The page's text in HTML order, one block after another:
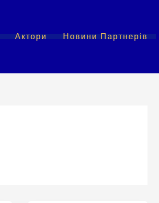
Актори Новини Партнерів